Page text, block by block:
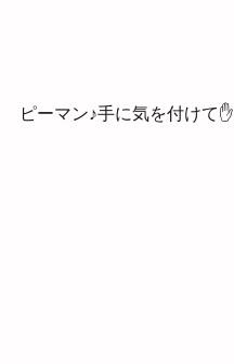
ピーマン♪手に気を付けて✋